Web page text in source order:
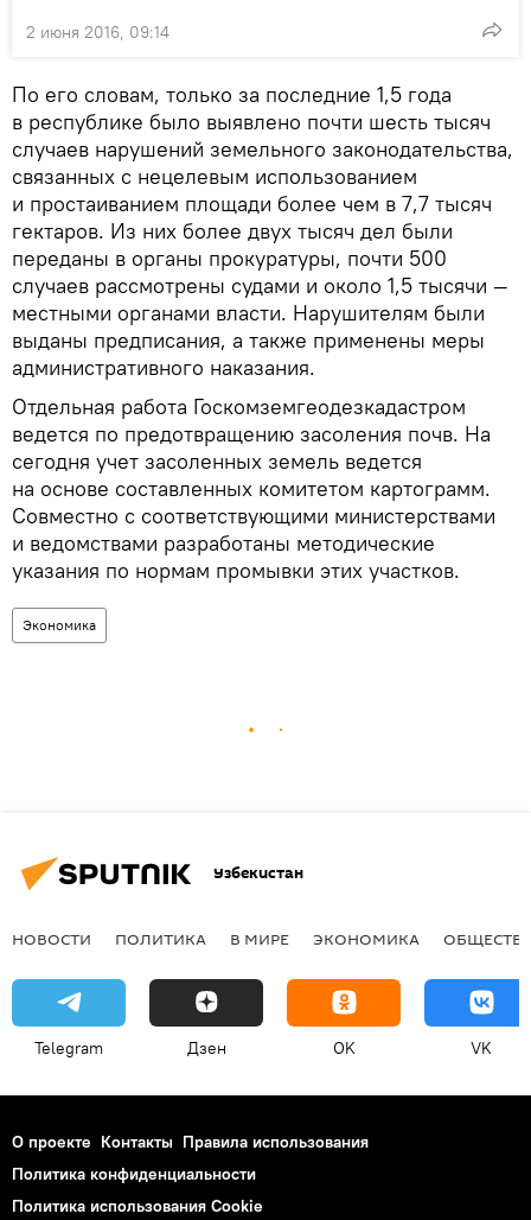
2 июня 2016, 09:14
По его словам, только за последние 1,5 года
в республике было выявлено почти шесть тысяч
случаев нарушений земельного законодательства,
связанных с нецелевым использованием
и простаиванием площади более чем в 7,7 тысяч
гектаров. Из них более двух тысяч дел были
переданы в органы прокуратуры, почти 500
случаев рассмотрены судами и около 1,5 тысячи —
местными органами власти. Нарушителям были
выданы предписания, а также применены меры
административного наказания.
Отдельная работа Госкомземгеодезкадастром
ведется по предотвращению засоления почв. На
сегодня учет засоленных земель ведется
на основе составленных комитетом картограмм.
Совместно с соответствующими министерствами
и ведомствами разработаны методические
указания по нормам промывки этих участков.
Экономика
Узбекистан
НОВОСТИ ПОЛИТИКА В МИРЕ ЭКОНОМИКА
Telegram Дзен OK VK
О проекте Контакты Правила использования
Политика конфиденциальности
Политика использования Cookie